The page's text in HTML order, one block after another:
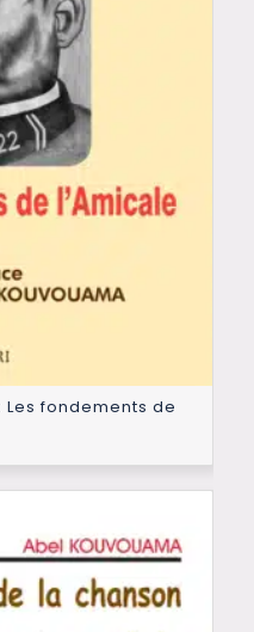
fondements de